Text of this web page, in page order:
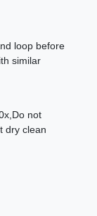
loop before
similar
not
dry clean